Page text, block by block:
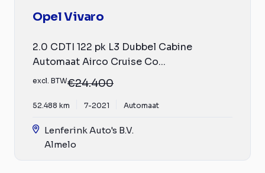
Opel Vivaro
2.0 CDTI 122 pk L3 Dubbel Cabine
Automaat Airco Cruise Co...
excl. BTW€24.400
52.488 km 7-2021 Automaat
Lenferink Auto's B.V.
Almelo